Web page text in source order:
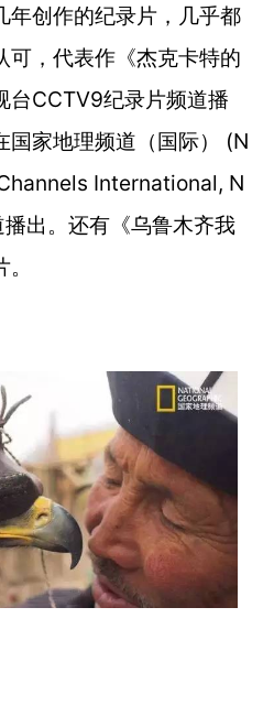
年创作的纪录片，几乎都
可，代表作《杰克卡特的
台CCTV9纪录片频道播
国家地理频道（国际） (N
International, N
出。还有《乌鲁木齐我